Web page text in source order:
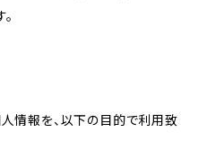
人情報を、以下の目的で利用致